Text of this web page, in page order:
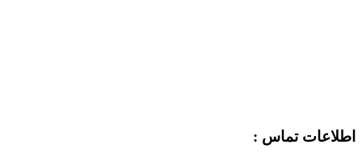
اطلاعات تماس :